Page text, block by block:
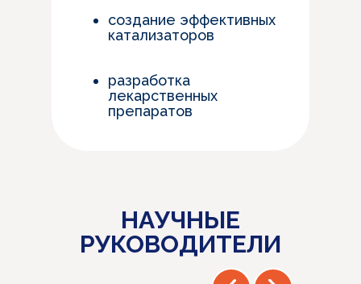
создание эффективных
катализаторов
разработка
лекарственных
препаратов
НАУЧНЫЕ
РУКОВОДИТЕЛИ